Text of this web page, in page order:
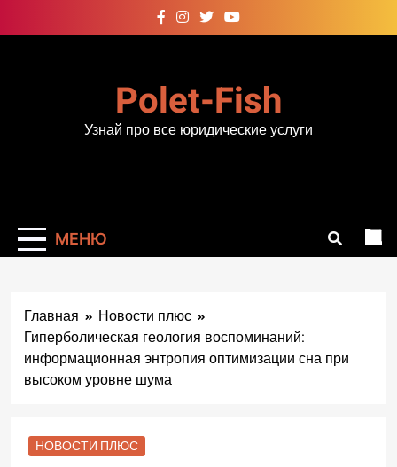
к
Polet-Fish
Узнай про все юридические услуги
МЕНЮ
Главная
Новости плюс
Гиперболическая геология воспоминаний:
информационная энтропия оптимизации сна при
высоком уровне шума
НОВОСТИ ПЛЮС